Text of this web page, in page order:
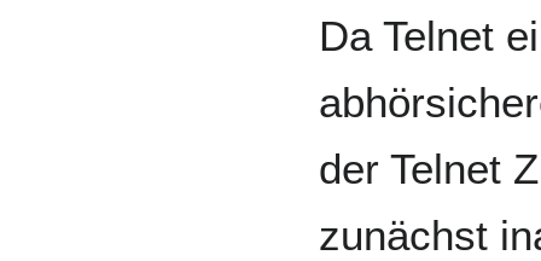
Da Telnet
der Telnet
zunächst